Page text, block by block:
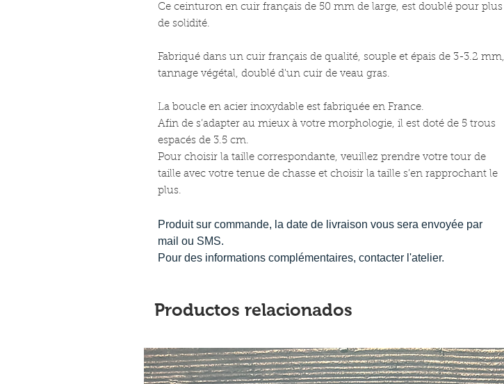
Ce ceinturon en cuir français de 50 mm de large, est doublé pour plus
de solidité.
Fabriqué dans un cuir français de qualité, souple et épais de 3-3.2 mm,
tannage végétal, doublé d'un cuir de veau gras.
La boucle en acier inoxydable est fabriquée en France.
Afin de s’adapter au mieux à votre morphologie, il est doté de 5 trous
espacés de 3.5 cm.
Pour choisir la taille correspondante, veuillez prendre votre tour de
taille avec votre tenue de chasse et choisir la taille s’en rapprochant le
plus.
Produit sur commande, la date de livraison vous sera envoyée par
mail ou SMS.
Pour des informations complémentaires, contacter l'atelier.
Productos relacionados